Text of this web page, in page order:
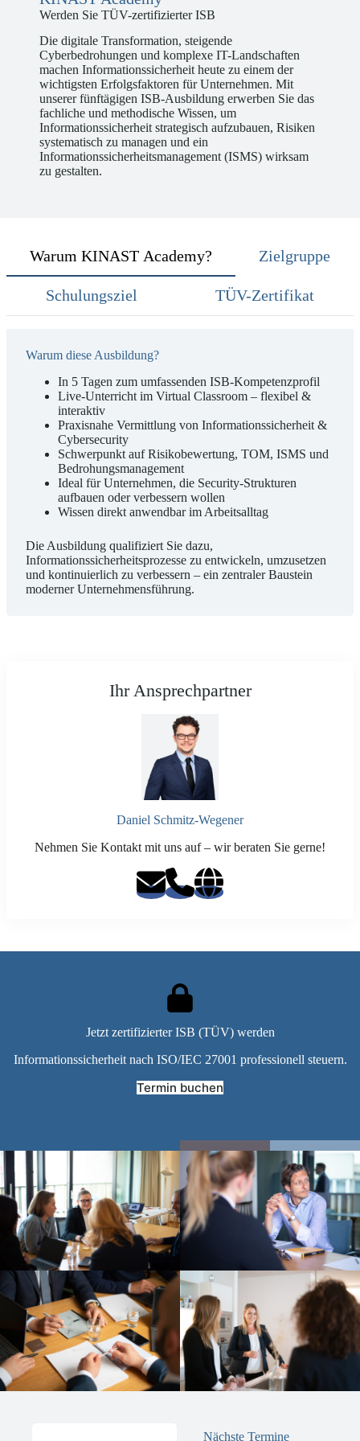
Werden Sie TÜV-zertifizierter ISB
Die digitale Transformation, steigende
Cyberbedrohungen und komplexe IT-Landschaften
machen Informationssicherheit heute zu einem der
wichtigsten Erfolgsfaktoren für Unternehmen. Mit
unserer fünftägigen ISB-Ausbildung erwerben Sie das
fachliche und methodische Wissen, um
Informationssicherheit strategisch aufzubauen, Risiken
systematisch zu managen und ein
Informationssicherheitsmanagement (ISMS) wirksam
zu gestalten.
Warum KINAST Academy? Zielgruppe
Schulungsziel TÜV-Zertifikat
Warum diese Ausbildung?
In 5 Tagen zum umfassenden ISB-Kompetenzprofil
Live-Unterricht im Virtual Classroom – flexibel &
interaktiv
Praxisnahe Vermittlung von Informationssicherheit &
Cybersecurity
Schwerpunkt auf Risikobewertung, TOM, ISMS und
Bedrohungsmanagement
Ideal für Unternehmen, die Security-Strukturen
aufbauen oder verbessern wollen
Wissen direkt anwendbar im Arbeitsalltag
Die Ausbildung qualifiziert Sie dazu,
Informationssicherheitsprozesse zu entwickeln, umzusetzen
und kontinuierlich zu verbessern – ein zentraler Baustein
moderner Unternehmensführung.
Ihr Ansprechpartner
Daniel Schmitz-Wegener
Nehmen Sie Kontakt mit uns auf – wir beraten Sie gerne!
Jetzt zertifizierter ISB (TÜV) werden
Informationssicherheit nach ISO/IEC 27001 professionell steuern.
Termin buchen
Nächste Termine